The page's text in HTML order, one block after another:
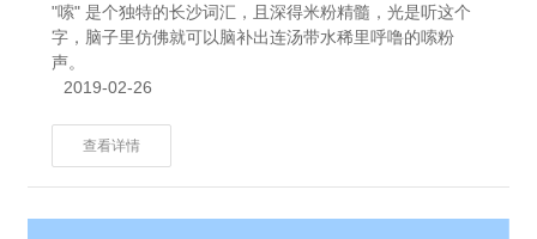
"嗦" 是个独特的长沙词汇，且深得米粉精髓，光是听这个
字，脑子里仿佛就可以脑补出连汤带水稀里呼噜的嗦粉
声。
2019-02-26
查看详情